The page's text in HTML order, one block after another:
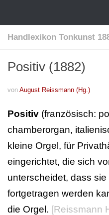
Handlexikon Tonkunst
Positiv (1882)
von August Reissmann (Hg.)
Positiv (französisch:
chamberorgan,
kleine Orgel, für
eingerichtet, die sich
unterscheidet, dass
fortgetragen werden
die Orgel. [Reissmann